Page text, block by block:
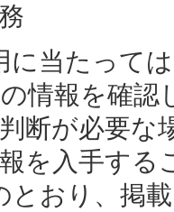
当たって
情報を確認
断が必要
を入手する
おり、掲